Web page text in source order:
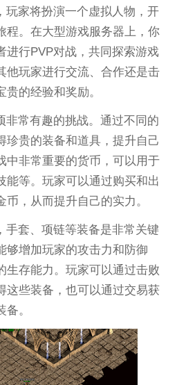
玩家将扮演一个虚拟人物，开
程。在大型游戏服务器上，你
进行PVP对战，共同探索游戏
他玩家进行交流、合作还是击
的经验和奖励。
非常有趣的挑战。通过不同的
珍贵的装备和道具，提升自己
中非常重要的货币，可以用于
能等。玩家可以通过购买和出
，从而提升自己的实力。
手套、项链等装备是非常关键
够增加玩家的攻击力和防御
生存能力。玩家可以通过击败
这些装备，也可以通过交易获
。